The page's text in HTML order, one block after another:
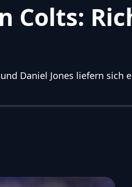
Daniel Jones liefern sich